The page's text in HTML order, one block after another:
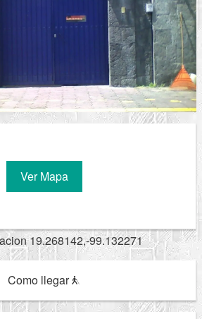
Ver Mapa
19.268142,-99.132271
Como llegar